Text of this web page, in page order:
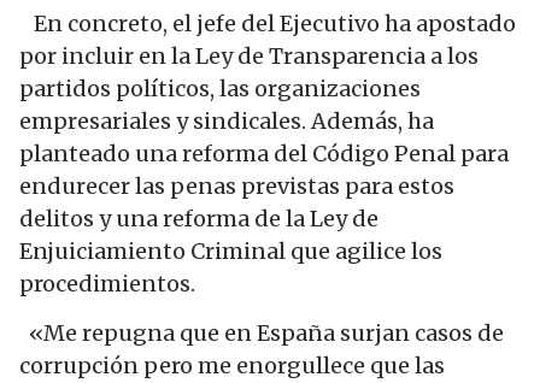
En concreto, el jefe del Ejecutivo ha apostado
por incluir en la Ley de Transparencia a los
partidos políticos, las organizaciones
empresariales y sindicales. Además, ha
planteado una reforma del Código Penal para
endurecer las penas previstas para estos
delitos y una reforma de la Ley de
Enjuiciamiento Criminal que agilice los
procedimientos.
«Me repugna que en España surjan casos de
corrupción pero me enorgullece que las